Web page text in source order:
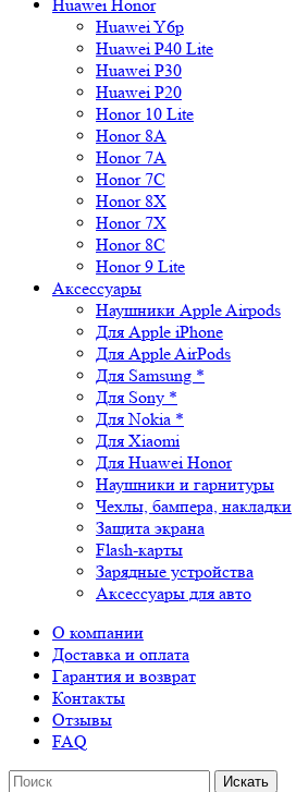
Huawei Honor
Huawei Y6p
Huawei P40 Lite
Huawei P30
Huawei P20
Honor 10 Lite
Honor 8A
Honor 7A
Honor 7C
Honor 8X
Honor 7X
Honor 8C
Honor 9 Lite
Аксессуары
Наушники Apple Airpods
Для Apple iPhone
Для Apple AirPods
Для Samsung *
Для Sony *
Для Nokia *
Для Xiaomi
Для Huawei Honor
Наушники и гарнитуры
Чехлы, бампера, накладки
Защита экрана
Flash-карты
Зарядные устройства
Аксессуары для авто
О компании
Доставка и оплата
Гарантия и возврат
Контакты
Отзывы
FAQ